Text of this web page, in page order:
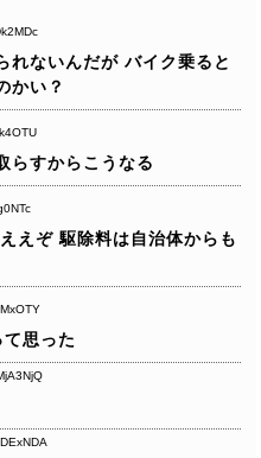
れないんだが バイク乗ると
かい？
らすからこうなる
えぞ 駆除料は自治体からも
思った